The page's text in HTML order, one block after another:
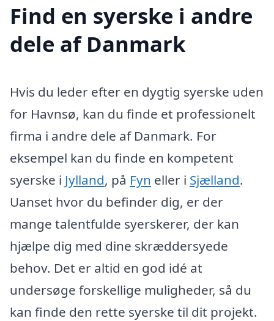
Find en syerske i andre
dele af Danmark
Hvis du leder efter en dygtig syerske uden
for Havnsø, kan du finde et professionelt
firma i andre dele af Danmark. For
eksempel kan du finde en kompetent
syerske i Jylland, på Fyn eller i Sjælland.
Uanset hvor du befinder dig, er der
mange talentfulde syerskerer, der kan
hjælpe dig med dine skræddersyede
behov. Det er altid en god idé at
undersøge forskellige muligheder, så du
kan finde den rette syerske til dit projekt.